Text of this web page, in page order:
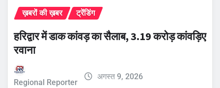
ख़बरों की ख़बर ट्रेंडिंग
हरिद्वार में डाक कांवड़ का सैलाब, 3.19 करोड़ कांवड़िए
रवाना
Regional Reporter
अगस्त 9, 2026